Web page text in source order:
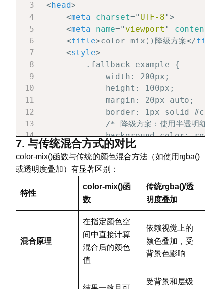
</html
        .color-10 {
background-color:
        }
        .color-30 {
background-color:
        .color-50 {
background-color:
        }
        .color-70 {
background-color:
        }
        .color-100 {
background-color:
        }
        .color-130 {
background-color:
            color: #eee;
< head>
<meta charset=" UTF-8">
<meta name=" viewport " content
<title>color-mix()降级方案</title
<style>
        .fallback-example {
            width: 200px;
            height: 100px;
            margin: 20px auto;
            border: 1px solid #ccc;
/* 降级方案：使用半透明红色
background-color:
/* 现代浏览器使用color-
background-color:
        }
/* 另一种降级方案：提供备选颜色
            width: 200px;
            height: 100px;
            margin: 20px auto;
            border: 1px solid #ccc;
            /* 备选纯色 */
background-color:
7. 与传统混合方式的对比
color-mix()函数与传统的颜色混合方法（如使用rgba()
或透明度叠加）有显著区别：
特性
color-mix()函
数
传统rgba()/透
明度叠加
混合原理
在指定颜色空
间中直接计算
混合后的颜色
值
依赖视觉上的
颜色叠加，受
背景色影响
受背景和层级